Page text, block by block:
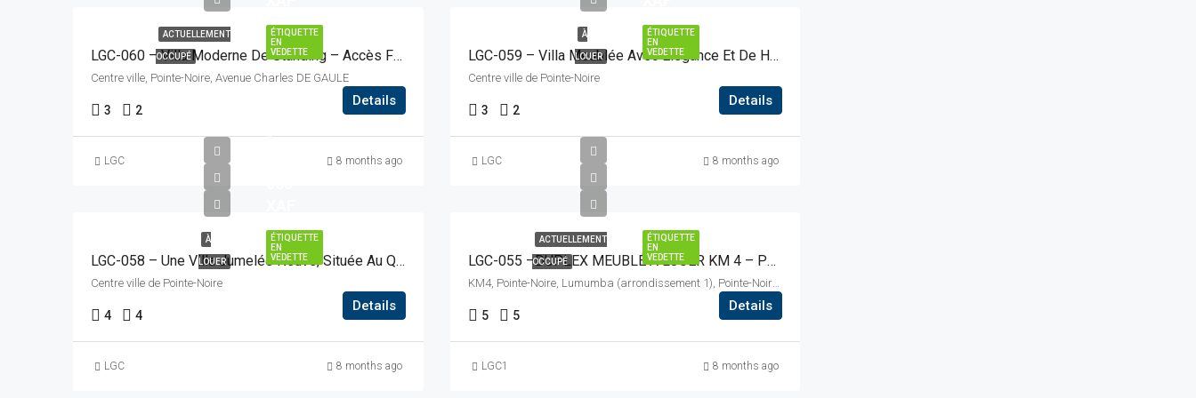
ÉTIQUETTE
EN
VEDETTE
ACTUELLEMENT
OCCUPÉ LGC-060 – Villa Moderne De Standing – Accès Facile Et Cadre Fonctionnel
Centre ville, Pointe-Noire, Avenue Charles DE GAULE
3 2
Details
LGC 8 months ago
ÉTIQUETTE
EN
VEDETTE
À
LOUER LGC-059 – Villa Meublée Avec Élégance Et De Haut Standing, Idéalement Située Et Facilement Accessible
Centre ville de Pointe-Noire
3 2
Details
LGC 8 months ago
ÉTIQUETTE
EN
VEDETTE
À
LOUER
1
LGC-058 – Une Villa Jumelée Neuve, Située Au Quartier Wharf
Centre ville de Pointe-Noire
4 4
Details
LGC 8 months ago
ÉTIQUETTE
EN
VEDETTE
ACTUELLEMENT
OCCUPÉ LGC-055 –DUPLEX MEUBLÉ A LOUER KM 4 – PEMBA
KM4, Pointe-Noire, Lumumba (arrondissement 1), Pointe-Noire (commune), Pointe-Noire (département), Congo-Brazzaville
5 5
Details
LGC1 8 months ago